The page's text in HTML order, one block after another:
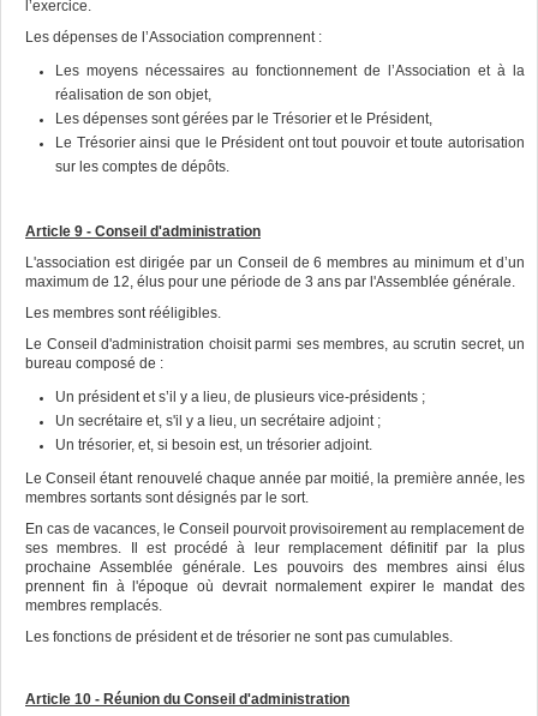
l’exercice.
Les dépenses de l’Association comprennent :
Les moyens nécessaires au fonctionnement de l’Association et à la
réalisation de son objet,
Les dépenses sont gérées par le Trésorier et le Président,
Le Trésorier ainsi que le Président ont tout pouvoir et toute autorisation
sur les comptes de dépôts.
Article 9 - Conseil d'administration
L'association est dirigée par un Conseil de 6 membres au minimum et d’un
maximum de 12, élus pour une période de 3 ans par l'Assemblée générale.
Les membres sont rééligibles.
Le Conseil d'administration choisit parmi ses membres, au scrutin secret, un
bureau composé de :
Un président et s’il y a lieu, de plusieurs vice-présidents ;
Un secrétaire et, s'il y a lieu, un secrétaire adjoint ;
Un trésorier, et, si besoin est, un trésorier adjoint.
Le Conseil étant renouvelé chaque année par moitié, la première année, les
membres sortants sont désignés par le sort.
En cas de vacances, le Conseil pourvoit provisoirement au remplacement de
ses membres. Il est procédé à leur remplacement définitif par la plus
prochaine Assemblée générale. Les pouvoirs des membres ainsi élus
prennent fin à l'époque où devrait normalement expirer le mandat des
membres remplacés.
Les fonctions de président et de trésorier ne sont pas cumulables.
Article 10 - Réunion du Conseil d'administration